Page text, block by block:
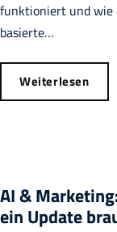
funktioniert und wie
basierte…
Weiterlesen
AI &
ein Update